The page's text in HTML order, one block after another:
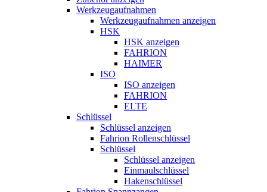
Werkzeugaufnahmen
Werkzeugaufnahmen anzeigen
HSK
HSK anzeigen
FAHRION
HAIMER
ISO
ISO anzeigen
FAHRION
ELTE
Schlüssel
Schlüssel anzeigen
Fahrion Rollenschlüssel
Schlüssel
Schlüssel anzeigen
Einmaulschlüssel
Hakenschlüssel